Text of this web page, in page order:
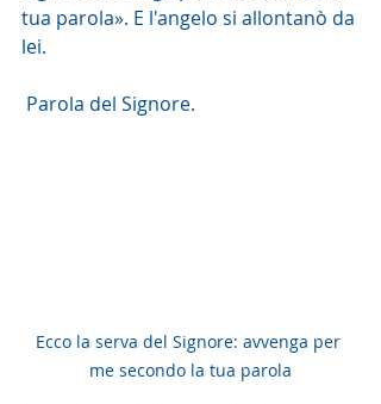
tua parola». E l'angelo si allontanò da
lei.
Parola del Signore.
Ecco la serva del Signore: avvenga per
me secondo la tua parola